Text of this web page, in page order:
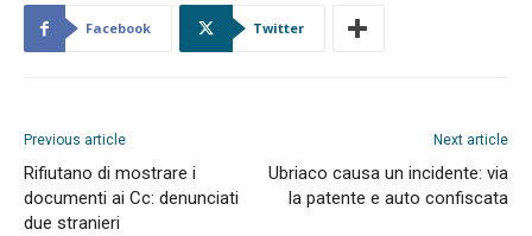
Facebook Twitter
Previous article
Rifiutano di mostrare i
documenti ai Cc: denunciati
due stranieri
Next article
Ubriaco causa un incidente: via
la patente e auto confiscata